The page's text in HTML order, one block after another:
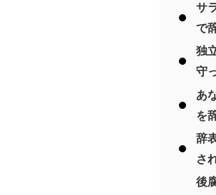
サ
で
独
守
あ
を
辞
さ
後